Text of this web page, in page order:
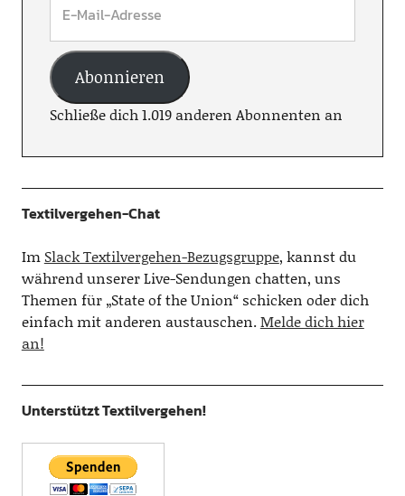
Abonnieren
Schließe dich 1.019 anderen Abonnenten an
Textilvergehen-Chat
Im Slack Textilvergehen-Bezugsgruppe, kannst du
während unserer Live-Sendungen chatten, uns
Themen für „State of the Union“ schicken oder dich
einfach mit anderen austauschen.Melde dich hier
an!
Unterstützt Textilvergehen!